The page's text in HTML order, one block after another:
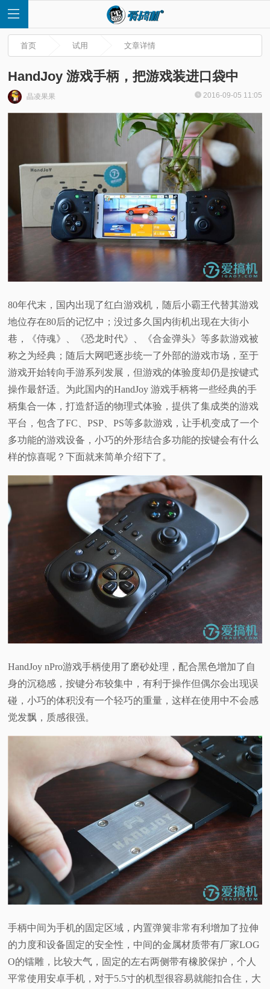
频
科
普
体
验
首页 试用 文章详情
HandJoy 游戏手柄，把游戏装进口袋中
晶凌果果 2016-09-05 11:05
80年代末，国内出现了红白游戏机，随后小霸王代替其游戏
地位存在80后的记忆中；没过多久国内街机出现在大街小
巷，《侍魂》、《恐龙时代》、《合金弹头》等多款游戏被
称之为经典；随后大网吧逐步统一了外部的游戏市场，至于
游戏开始转向手游系列发展，但游戏的体验度却仍是按键式
操作最舒适。为此国内的HandJoy 游戏手柄将一些经典的手
柄集合一体，打造舒适的物理式体验，提供了集成类的游戏
平台，包含了FC、PSP、PS等多款游戏，让手机变成了一个
多功能的游戏设备，小巧的外形结合多功能的按键会有什么
样的惊喜呢？下面就来简单介绍下了。
HandJoy nPro游戏手柄使用了磨砂处理，配合黑色增加了自
身的沉稳感，按键分布较集中，有利于操作但偶尔会出现误
碰，小巧的体积没有一个轻巧的重量，这样在使用中不会感
觉发飘，质感很强。
手柄中间为手机的固定区域，内置弹簧非常有利增加了拉伸
的力度和设备固定的安全性，中间的金属材质带有厂家LOG
O的镭雕，比较大气，固定的左右两侧带有橡胶保护，个人
平常使用安卓手机，对于5.5寸的机型很容易就能扣合住，大